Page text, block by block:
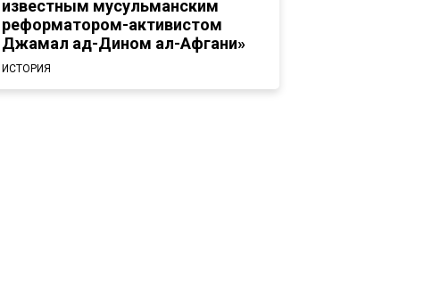
известным мусульманским
реформатором-активистом
Джамал ад-Дином ал-Афгани»
ИСТОРИЯ